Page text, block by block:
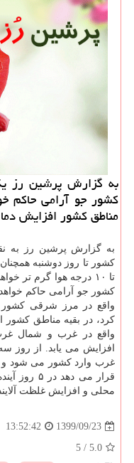
به گزارش پرشین رز
کشور جو آرامی حاکم
مناطق کشور افزایش
به گزارش پرشین رز به
تا ۱۰ درجه هوا گرم تر
کشور جو آرامی حاکم
واقع در مرز شرقی کشور
کرد، در بقیه مناطق
افزایش می یابد. از روز
غرب وارد کشور می شود و
قرار می
محلی و افزایش غلظت
1399/09/23
13:52:42
5.0
/
5